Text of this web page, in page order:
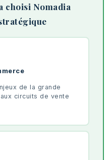
choisi Nomadia
de la grande
circuits de vente